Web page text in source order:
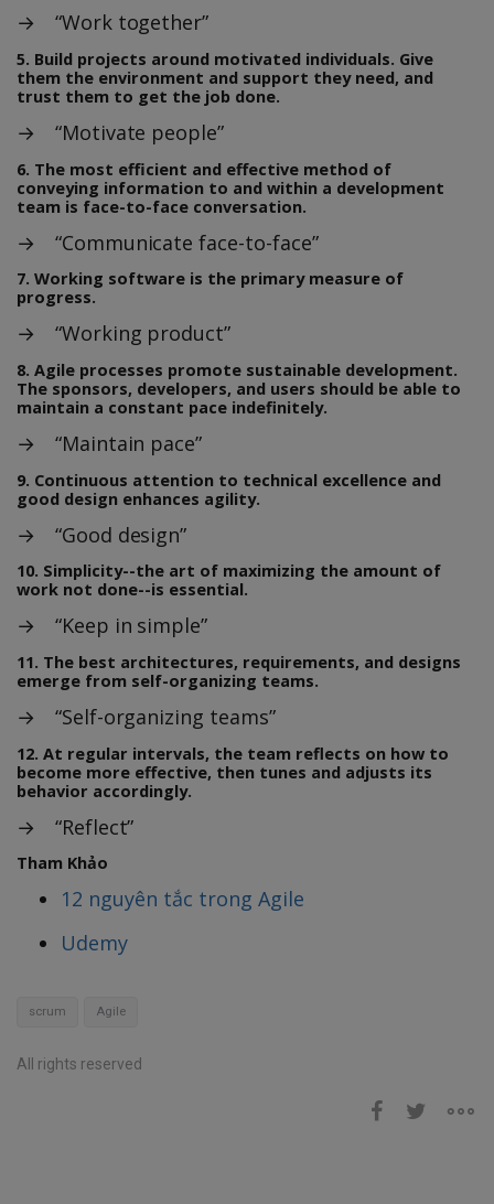
→ “Work together”
5. Build projects around motivated individuals. Give
them the environment and support they need, and
trust them to get the job done.
→ “Motivate people”
6. The most efficient and effective method of
conveying information to and within a development
team is face-to-face conversation.
→ “Communicate face-to-face”
7. Working software is the primary measure of
progress.
→ “Working product”
8. Agile processes promote sustainable development.
The sponsors, developers, and users should be able to
maintain a constant pace indefinitely.
→ “Maintain pace”
9. Continuous attention to technical excellence and
good design enhances agility.
→ “Good design”
10. Simplicity--the art of maximizing the amount of
work not done--is essential.
→ “Keep in simple”
11. The best architectures, requirements, and designs
emerge from self-organizing teams.
→ “Self-organizing teams”
12. At regular intervals, the team reflects on how to
become more effective, then tunes and adjusts its
behavior accordingly.
→ “Reflect”
Tham Khảo
12 nguyên tắc trong Agile
Udemy
scrum Agile
All rights reserved